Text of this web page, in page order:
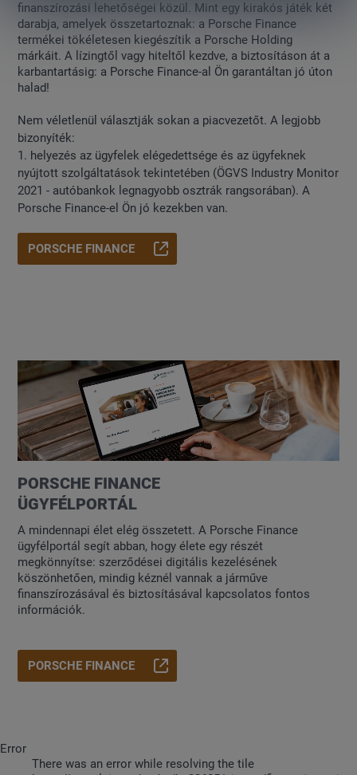
finanszírozási lehetőségei közül. Mint egy kirakós játék két
darabja, amelyek összetartoznak: a Porsche Finance
termékei tökéletesen kiegészítik a Porsche Holding
márkáit. A lízingtől vagy hiteltől kezdve, a biztosításon át a
karbantartásig: a Porsche Finance-al Ön garantáltan jó úton
halad!
Nem véletlenül választják sokan a piacvezetőt. A legjobb
bizonyíték:
1. helyezés az ügyfelek elégedettsége és az ügyfeknek
nyújtott szolgáltatások tekintetében (ÖGVS Industry Monitor
2021 - autóbankok legnagyobb osztrák rangsorában). A
Porsche Finance-el Ön jó kezekben van.
PORSCHE FINANCE
PORSCHE FINANCE
ÜGYFÉLPORTÁL
A mindennapi élet elég összetett. A Porsche Finance
ügyfélportál segít abban, hogy élete egy részét
megkönnyítse: szerződései digitális kezelésének
köszönhetően, mindig kéznél vannak a járműve
finanszírozásával és biztosításával kapcsolatos fontos
információk.
PORSCHE FINANCE
Error
There was an error while resolving the tile